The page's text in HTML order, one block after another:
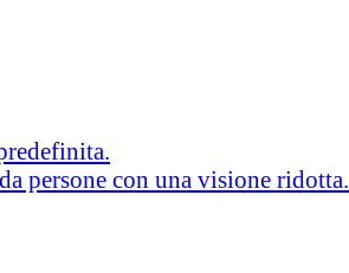
persone con una visione ridotta.